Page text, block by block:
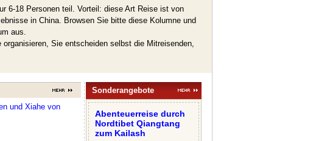
6-18 Personen teil. Vorteil: diese Art Reise ist von
in China. Browsen Sie bitte diese Kolumne und
aus.
Sie entscheiden selbst die Mitreisenden,
und Xiahe von
Sonderangebote
Abenteuerreise durch
Nordtibet Qiangtang
zum Kailash